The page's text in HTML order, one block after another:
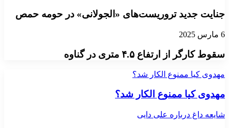
جنایت جدید تروریست‌های «الجولانی» در حومه حمص
6 مارس 2025
سقوط کارگر از ارتفاع ۴.۵ متری در گناوه
مهدوی کیا ممنوع الکار شد؟
مهدوی کیا ممنوع الکار شد؟
شایعه داغ درباره علی دایی